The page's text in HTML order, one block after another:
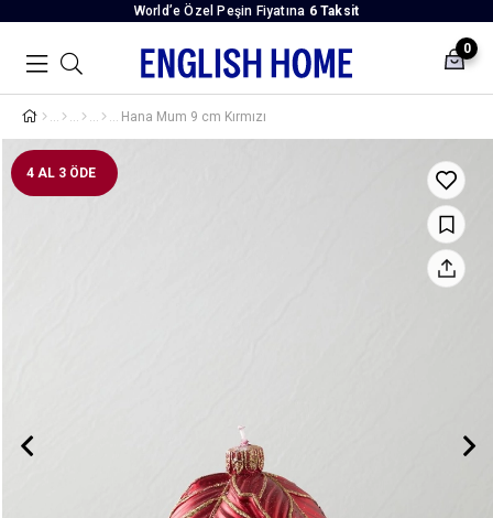
World’e Özel Peşin Fiyatına 6 Taksit
0
Hana Mum 9 cm Kırmızı
4 AL 3 ÖDE